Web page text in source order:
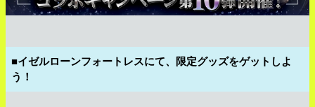
■イゼルローンフォートレスにて、限定グッズをゲットしよ
う！